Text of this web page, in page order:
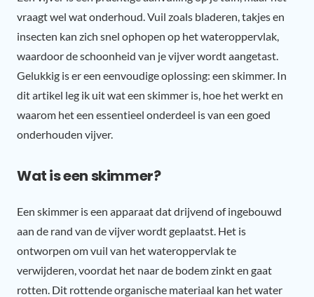
vraagt wel wat onderhoud. Vuil zoals bladeren, takjes en
insecten kan zich snel ophopen op het wateroppervlak,
waardoor de schoonheid van je vijver wordt aangetast.
Gelukkig is er een eenvoudige oplossing: een skimmer. In
dit artikel leg ik uit wat een skimmer is, hoe het werkt en
waarom het een essentieel onderdeel is van een goed
onderhouden vijver.
Wat is een skimmer?
Een skimmer is een apparaat dat drijvend of ingebouwd
aan de rand van de vijver wordt geplaatst. Het is
ontworpen om vuil van het wateroppervlak te
verwijderen, voordat het naar de bodem zinkt en gaat
rotten. Dit rottende organische materiaal kan het water